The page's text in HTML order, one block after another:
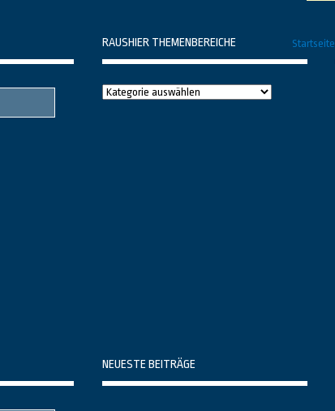
Startseite
RAUSHIER THEMENBEREICHE
Raushier
NEUESTE BEITRÄGE